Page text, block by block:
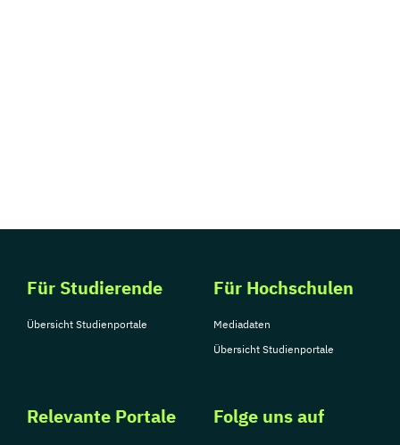
Für Studierende
Übersicht Studienportale
Für Hochschulen
Mediadaten
Übersicht Studienportale
Relevante Portale Folge uns auf